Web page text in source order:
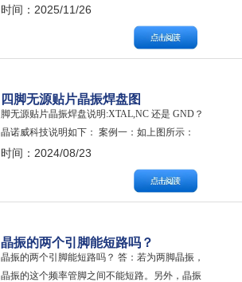
源晶振 焊盘缺角指的是该晶振的1号脚。 举例：
有源晶振OSC2016焊盘功能说明如下： 有源晶振
的1号脚功能繁多，需要参阅指定晶振规格书说
明。如：三态、E/D使能、待机、电压控制、接
时间：2025/11/26
四脚无源贴片晶振焊盘图
解:XTAL,NC 还是 GND？
脚无源贴片晶振焊盘说明:XTAL,NC 还是 GND？
晶诺威科技说明如下： 案例一：如上图所示：
1、晶振尺寸为：3.2mm*2.5mm 2、焊盘有缺角标
识的为#4脚，对角方向为#2脚。NC：NO
CONNECTION，中文意思是：不连接。 3、#1脚
和#3脚与内部晶片电路相连，为频率管脚，不具
时间：2024/08/23
晶振的两个引脚能短路吗？
晶振的两个引脚能短路吗？ 答：若为两脚晶振，
晶振的这个频率管脚之间不能短路。另外，晶振